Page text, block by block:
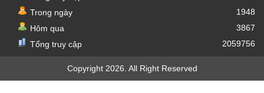
Trong ngày
1948
Hôm qua
3867
Tổng truy cập
2059756
Copyright 2026. All Right Reserved